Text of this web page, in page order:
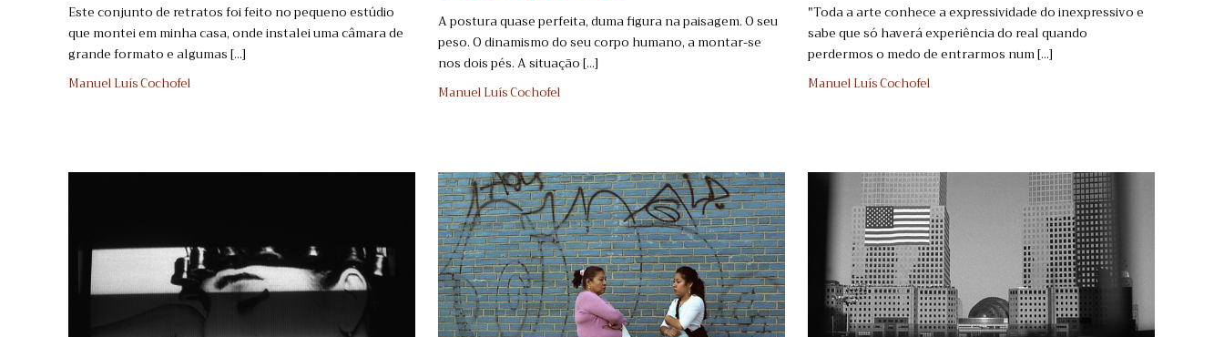
Este conjunto de retratos foi feito no pequeno estúdio
que montei em minha casa, onde instalei uma câmara de
grande formato e algumas [...]
Manuel Luís Cochofel
A postura quase perfeita, duma figura na paisagem. O seu
peso. O dinamismo do seu corpo humano, a montar-se
nos dois pés. A situação [...]
Manuel Luís Cochofel
"Toda a arte conhece a expressividade do inexpressivo e
sabe que só haverá experiência do real quando
perdermos o medo de entrarmos num [...]
Manuel Luís Cochofel